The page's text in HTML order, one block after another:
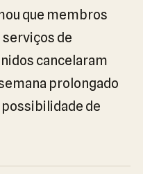
que membros
serviços de
cancelaram
prolongado
possibilidade de